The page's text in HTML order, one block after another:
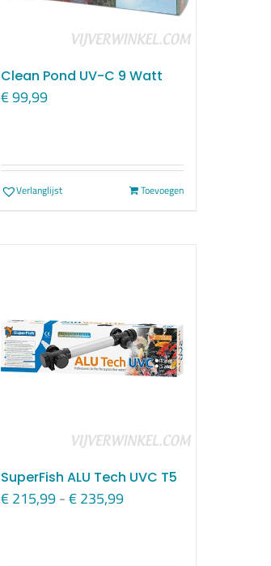
Clean Pond UV-C 9 Watt
€99,99
Toevoegen
Verlanglijst
SuperFish ALU Tech UVC T5
€215,99-€235,99Prijsklasse: